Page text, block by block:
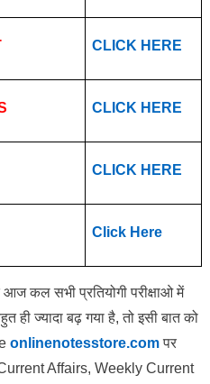
CLICK HERE
CLICK HERE
CLICK HERE
Click Here
कल सभी प्रतियोगी परीक्षाओ में
ज्यादा बढ़ गया है, तो इसी बात को
onlinenotesstore.comपर
Affairs, Weekly Current